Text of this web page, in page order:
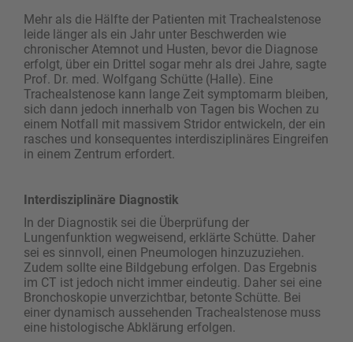
Mehr als die Hälfte der Patienten mit Trachealstenose
leide länger als ein Jahr unter Beschwerden wie
chronischer Atemnot und Husten, bevor die Diagnose
erfolgt, über ein Drittel sogar mehr als drei Jahre, sagte
Prof. Dr. med. Wolfgang Schütte (Halle). Eine
Trachealstenose kann lange Zeit symptomarm bleiben,
sich dann jedoch innerhalb von Tagen bis Wochen zu
einem Notfall mit massivem Stridor entwickeln, der ein
rasches und konsequentes interdisziplinäres Eingreifen
in einem Zentrum erfordert.
Interdisziplinäre Diagnostik
In der Diagnostik sei die Überprüfung der
Lungenfunktion wegweisend, erklärte Schütte. Daher
sei es sinnvoll, einen Pneumologen hinzuzuziehen.
Zudem sollte eine Bildgebung erfolgen. Das Ergebnis
im CT ist jedoch nicht immer eindeutig. Daher sei eine
Bronchoskopie unverzichtbar, betonte Schütte. Bei
einer dynamisch aussehenden Trachealstenose muss
eine histologische Abklärung erfolgen.